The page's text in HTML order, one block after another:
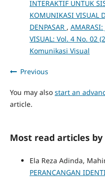
INTERAKTIF UNTUK
KOMUNIKASI VISUAL
DENPASAR ,
VISUAL: Vol. 4 No. 02
Komunikasi Visual
Previous
You may also start an
article.
Most read articles
Ela Reza Adinda,
PERANCANGAN